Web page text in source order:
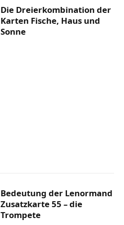
Die Dreierkombination der
Karten Fische, Haus und
Sonne
Bedeutung der Lenormand
Zusatzkarte 55 – die
Trompete